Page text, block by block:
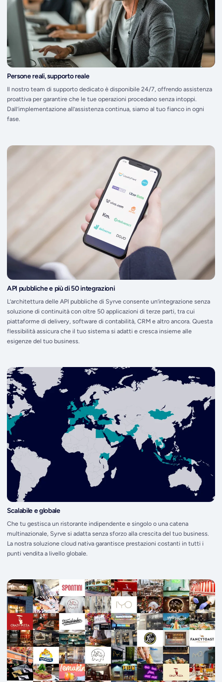
Persone reali, supporto reale
Il nostro team di supporto dedicato è disponibile 24/7, offrendo assistenza
proattiva per garantire che le tue operazioni procedano senza intoppi.
Dall’implementazione all’assistenza continua, siamo al tuo fianco in ogni
fase.
API pubbliche e più di 50 integrazioni
L’architettura delle API pubbliche di Syrve consente un’integrazione senza
soluzione di continuità con oltre 50 applicazioni di terze parti, tra cui
piattaforme di delivery, software di contabilità, CRM e altro ancora. Questa
flessibilità assicura che il tuo sistema si adatti e cresca insieme alle
esigenze del tuo business.
Scalabile e globale
Che tu gestisca un ristorante indipendente e singolo o una catena
multinazionale, Syrve si adatta senza sforzo alla crescita del tuo business.
La nostra soluzione cloud nativa garantisce prestazioni costanti in tutti i
punti vendita a livello globale.